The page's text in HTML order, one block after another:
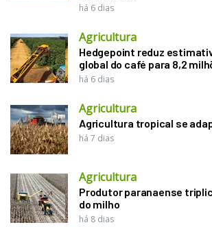
há 6 dias
Agricultura
Hedgepoint reduz
global do café para 8,2
há 6 dias
Agricultura
Agricultura tropical se
há 7 dias
Agricultura
Produtor paranaense
do milho
há 8 dias